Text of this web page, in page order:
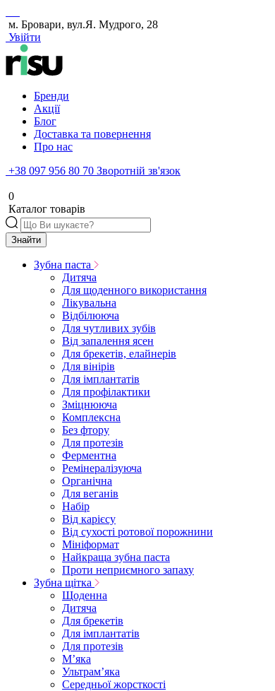
м. Бровари, вул.Я. Мудрого, 28
Увійти
Бренди
Акції
Блог
Доставка та повернення
Про нас
+38 097 956 80 70 Зворотній зв'язок
0
Каталог товарів
Знайти
Зубна паста
Дитяча
Для щоденного використання
Лікувальна
Відбілююча
Для чутливих зубів
Від запалення ясен
Для брекетів, елайнерів
Для вінірів
Для імплантатів
Для профілактики
Зміцнююча
Комплексна
Без фтору
Для протезів
Ферментна
Ремінералізуюча
Органічна
Для веганів
Набір
Від карієсу
Від сухості ротової порожнини
Мініформат
Найкраща зубна паста
Проти неприємного запаху
Зубна щітка
Щоденна
Дитяча
Для брекетів
Для імплантатів
Для протезів
Мʼяка
Ультрамʼяка
Середньої жорсткості